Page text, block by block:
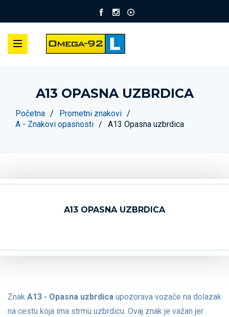
A13 OPASNA UZBRDICA
Početna
Prometni znakovi
A - Znakovi opasnosti
A13 Opasna uzbrdica
A13 OPASNA UZBRDICA
Znak A13 - Opasna uzbrdica upozorava vozače na dolazak
na cestu koja ima strmu uzbrdicu. Ovaj znak je važan jer